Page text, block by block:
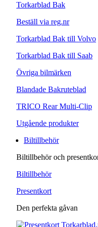
Torkarblad Bak
Beställ via reg.nr
Torkarblad Bak till Volvo
Torkarblad Bak till Saab
Övriga bilmärken
Blandade Bakruteblad
TRICO Rear Multi-Clip
Utgående produkter
Biltillbehör
Biltillbehör och
Biltillbehör
Presentkort
Den perfekta gåvan